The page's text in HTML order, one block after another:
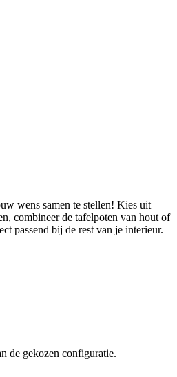
wens samen te stellen! Kies uit
combineer de tafelpoten van hout of
passend bij de rest van je interieur.
de gekozen configuratie.